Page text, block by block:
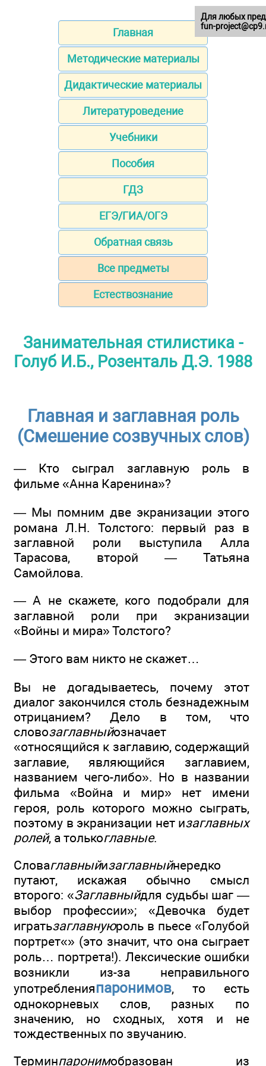
Главная
Методические материалы
Дидактические материалы
Литературоведение
Учебники
Пособия
ГДЗ
ЕГЭ/ГИА/ОГЭ
Обратная связь
Все предметы
Естествознание
Занимательная стилистика -
Голуб И.Б., Розенталь Д.Э. 1988
Главная и заглавная роль
(Смешение созвучных слов)
— Кто сыграл заглавную роль в
фильме «Анна Каренина»?
— Мы помним две экранизации этого
романа Л.Н. Толстого: первый раз в
заглавной роли выступила Алла
Тарасова, второй — Татьяна
Самойлова.
— А не скажете, кого подобрали для
заглавной роли при экранизации
«Войны и мира» Толстого?
— Этого вам никто не скажет…
Вы не догадываетесь, почему этот
диалог закончился столь безнадежным
отрицанием? Дело в том, что
словозаглавныйозначает
«относящийся к заглавию, содержащий
заглавие, являющийся заглавием,
названием чего-либо». Но в названии
фильма «Война и мир» нет имени
героя, роль которого можно сыграть,
поэтому в экранизации нет изаглавных
ролей, а толькоглавные.
Словаглавныйизаглавныйнередко
путают, искажая обычно смысл
второго: «Заглавныйдля судьбы шаг —
выбор профессии»; «Девочка будет
игратьзаглавнуюроль в пьесе «Голубой
портрет«» (это значит, что она сыграет
роль… портрета!). Лексические ошибки
возникли из-за неправильного
употребленияпаронимов, то есть
однокорневых слов, разных по
значению, но сходных, хотя и не
тождественных по звучанию.
Терминпаронимобразован из
Для любых
fun-